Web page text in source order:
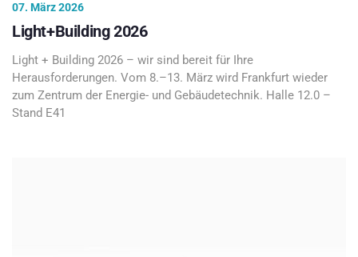
07. März 2026
Light+Building 2026
Light + Building 2026 – wir sind bereit für Ihre
Herausforderungen. Vom 8.–13. März wird Frankfurt wieder
zum Zentrum der Energie- und Gebäudetechnik. Halle 12.0 –
Stand E41